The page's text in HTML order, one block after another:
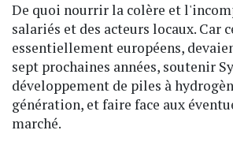
De quoi nourrir la colère et
salariés et des acteurs locaux. Car
essentiellement européens,
sept prochaines années, soutenir
développement de piles à
génération, et faire face aux
marché.